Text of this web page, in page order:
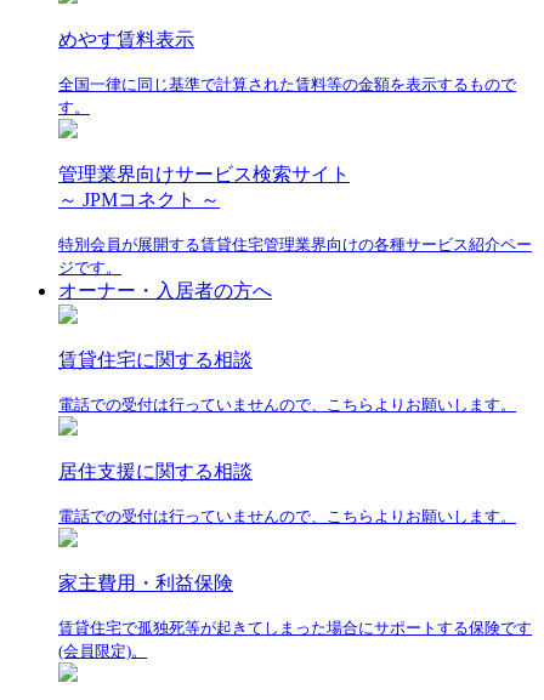
めやす賃料表示
全国一律に同じ基準で計算された賃料等の金額を表示するもので
す。
管理業界向けサービス検索サイト
～ JPMコネクト ～
特別会員が展開する賃貸住宅管理業界向けの各種サービス紹介ペー
ジです。
オーナー・入居者の方へ
賃貸住宅に関する相談
電話での受付は行っていませんので、こちらよりお願いします。
居住支援に関する相談
電話での受付は行っていませんので、こちらよりお願いします。
家主費用・利益保険
賃貸住宅で孤独死等が起きてしまった場合にサポートする保険です
(会員限定)。